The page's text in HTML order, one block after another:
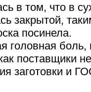
в том, что в
закрытой,
посинела.
головная боль,
поставщики
заготовки и